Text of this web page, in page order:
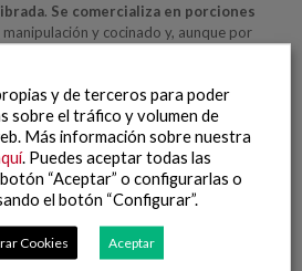
. Se comercializa en porciones
y cocinado y, aunque por
losCorazones de Merluza
destaca su
con el que se ha reducido en un
. Además, el nuevo packagingincluye
, que reconoce la aportación
de Merluza con la letra A, la mejor
y de terceros para poder
sobre el tráfico y volumen de
Más información sobre nuestra
. Puedes aceptar todas las
“Aceptar” o configurarlas o
el botón “Configurar”.
Cookies Aceptar